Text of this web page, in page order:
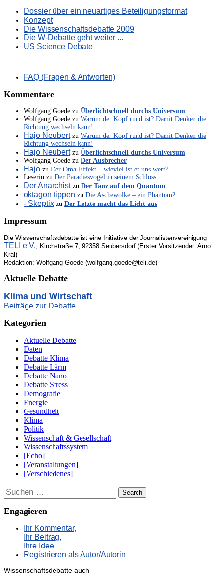
Dossier über ein neuartiges Beteiligungsformat
Konzept
Die Wissenschaftsdebatte 2009
Die W-Debatte geht weiter ...
US Science Debate
FAQ (Fragen & Antworten)
Kommentare
Wolfgang Goede zu Überlichtschnell durchs Universum
Wolfgang Goede zu Warum der Kopf rund ist? Damit Denken die
Richtung wechseln kann!
Hajo Neubertzu Warum der Kopf rund ist? Damit Denken die
Richtung wechseln kann!
Hajo Neubertzu Überlichtschnell durchs Universum
Wolfgang Goede zu Der Ausbrecher
Hajo zu Der Oma-Effekt – wieviel ist er uns wert?
Leserin zu Der Paradiesvogel in seinem Schloss
Der Anarchistzu Der Tanz auf dem Quantum
oktagon tippen zu Die Aschewolke – ein Phantom?
- Skeptix zu Der Letzte macht das Licht aus
Impressum
Die Wissenschaftsdebatte ist eine Initiative der Journalistenvereinigung
TELI e.V., Kirchstraße 7, 92358 Seubersdorf (Erster Vorsitzender: Arno
Kral)
Redaktion: Wolfgang Goede (wolfgang.goede@teli.de)
Aktuelle Debatte
Klima und Wirtschaft
Beiträge zur Debatte
Kategorien
Aktuelle Debatte
Daten
Debatte Klima
Debatte Lärm
Debatte Nano
Debatte Stress
Demografie
Energie
Gesundheit
Klima
Politik
Wissenschaft & Gesellschaft
Wissenschaftssystem
[Echo]
[Veranstaltungen]
[Verschiedenes]
Suchen
Engagieren
Ihr Kommentar,
Ihr Beitrag,
Ihre Idee
Registrieren als Autor/Autorin
Wissenschaftsdebatte auch